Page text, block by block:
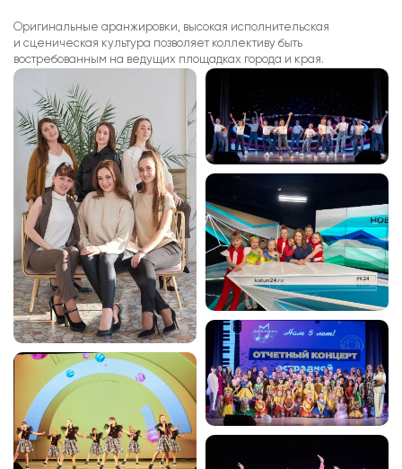
Оригинальные аранжировки, высокая исполнительская
и сценическая культура позволяет коллективу быть
востребованным на ведущих площадках города и края.